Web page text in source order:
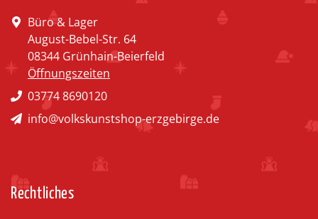
Büro & Lager
August-Bebel-Str. 64
08344 Grünhain-Beierfeld
Öffnungszeiten
03774 8690120
info@volkskunstshop-erzgebirge.de
Rechtliches